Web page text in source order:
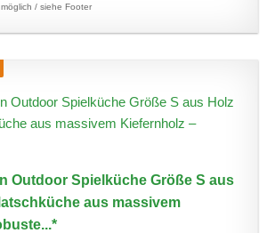
/ siehe Footer
Outdoor Spielküche Größe S aus
aus massivem